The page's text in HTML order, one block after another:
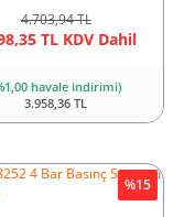
4.703,94 TL
TL KDV Dahil
havale indirimi)
3.958,36 TL
%15